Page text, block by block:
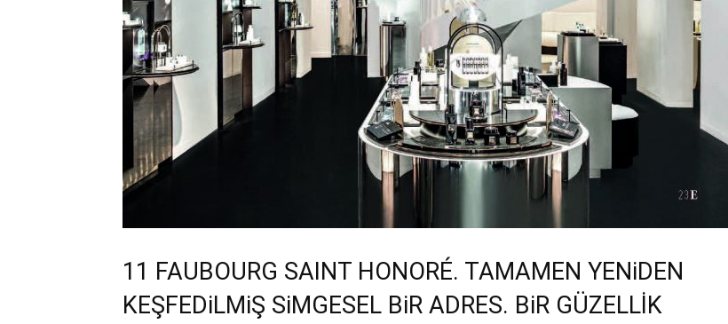
11 FAUBOURG SAINT HONORÉ. TAMAMEN YENiDEN
KEŞFEDiLMiŞ SiMGESEL BiR ADRES. BiR GÜZELLİK